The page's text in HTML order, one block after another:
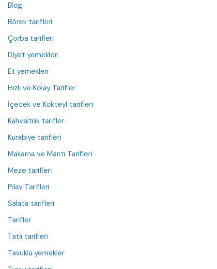
Blog
Börek tarifleri
Çorba tarifleri
Diyet yemekleri
Et yemekleri
Hızlı ve Kolay Tarifler
İçecek ve Kokteyl tarifleri
Kahvaltılık tarifler
Kurabiye tarifleri
Makarna ve Mantı Tarifleri
Meze tarifleri
Pilav Tarifleri
Salata tarifleri
Tarifler
Tatlı tarifleri
Tavuklu yemekler